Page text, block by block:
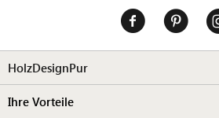
HolzDesignPur
Ihre Vorteile